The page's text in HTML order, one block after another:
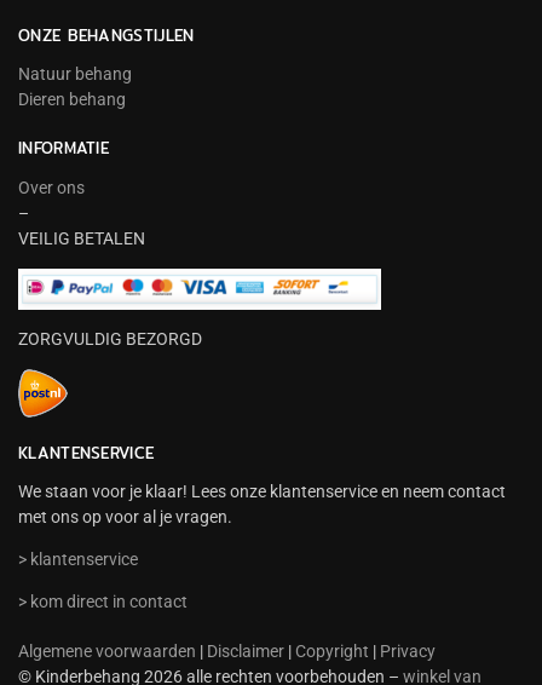
ONZE BEHANGSTIJLEN
Natuur behang
Dieren behang
INFORMATIE
Over ons
–
VEILIG BETALEN
ZORGVULDIG BEZORGD
KLANTENSERVICE
We staan voor je klaar! Lees onze klantenservice en neem contact
met ons op voor al je vragen.
> klantenservice
> kom direct in contact
Algemene voorwaarden | Disclaimer | Copyright | Privacy
© Kinderbehang 2026 alle rechten voorbehouden – winkel van